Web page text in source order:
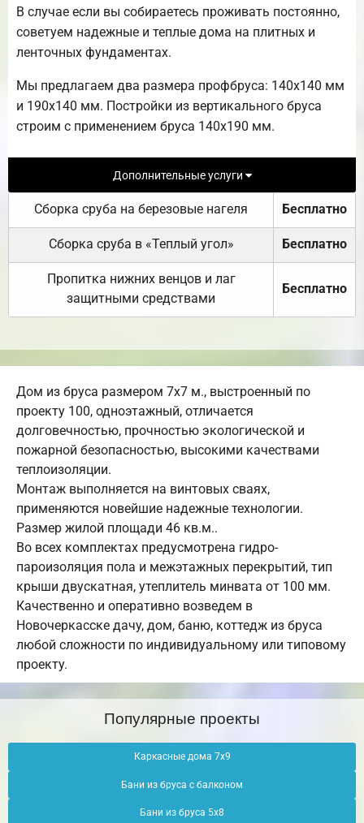
В случае если вы собираетесь проживать постоянно,
советуем надежные и теплые дома на плитных и
ленточных фундаментах.
Мы предлагаем два размера профбруса: 140х140 мм
и 190х140 мм. Постройки из вертикального бруса
строим с применением бруса 140х190 мм.
Дополнительные услуги
Сборка сруба на березовые нагеля Бесплатно
Сборка сруба в «Теплый угол» Бесплатно
Пропитка нижних венцов и лаг
защитными средствами
Бесплатно
Дом из бруса размером 7х7 м., выстроенный по
проекту 100, одноэтажный, отличается
долговечностью, прочностью экологической и
пожарной безопасностью, высокими качествами
теплоизоляции.
Монтаж выполняется на винтовых сваях,
применяются новейшие надежные технологии.
Размер жилой площади 46 кв.м..
Во всех комплектах предусмотрена гидро-
пароизоляция пола и межэтажных перекрытий, тип
крыши двускатная, утеплитель минвата от 100 мм.
Качественно и оперативно возведем в
Новочеркасске дачу, дом, баню, коттедж из бруса
любой сложности по индивидуальному или типовому
проекту.
Популярные проекты
Каркасные дома 7х9
Бани из бруса с балконом
Бани из бруса 5х8